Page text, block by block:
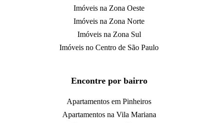
Imóveis na Zona Oeste
Imóveis na Zona Norte
Imóveis na Zona Sul
Imóveis no Centro de São Paulo
Encontre por bairro
Apartamentos em Pinheiros
Apartamentos na Vila Mariana